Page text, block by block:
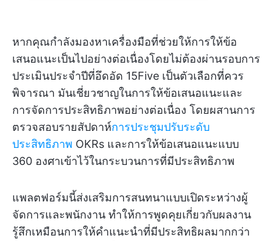
หากคุณกำลังมองหาเครื่องมือที่ช่วยให้การให้ข้อ
เสนอแนะเป็นไปอย่างต่อเนื่องโดยไม่ต้องผ่านรอบการ
ประเมินประจำปีที่อึดอัด 15Five เป็นตัวเลือกที่ควร
พิจารณา มันเชี่ยวชาญในการให้ข้อเสนอแนะและ
การจัดการประสิทธิภาพอย่างต่อเนื่อง โดยผสานการ
ตรวจสอบรายสัปดาห์การประชุมปรับระดับ
ประสิทธิภาพ OKRs และการให้ข้อเสนอแนะแบบ
360 องศาเข้าไว้ในกระบวนการที่มีประสิทธิภาพ
แพลตฟอร์มนี้ส่งเสริมการสนทนาแบบเปิดระหว่างผู้
จัดการและพนักงาน ทำให้การพูดคุยเกี่ยวกับผลงาน
รู้สึกเหมือนการให้คำแนะนำที่มีประสิทธิผลมากกว่า